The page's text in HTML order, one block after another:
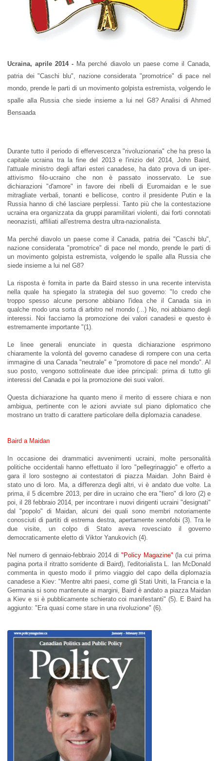
Ucraina, aprile 2014 - Ma perché diavolo un paese come il Canada,
patria dei "Caschi blu", nazione considerata "promotrice" di pace nel
mondo, prende le parti di un movimento golpista estremista, volgendo le
spalle alla Russia che siede insieme a lui nel G8? Analisi di Ahmed
Bensaada
Durante tutto il periodo di effervescenza "rivoluzionaria" che ha preso la
capitale ucraina tra la fine del 2013 e l'inizio del 2014, John Baird,
l'attuale ministro degli affari esteri canadese, ha dato prova di un iper-
attivismo filo-ucraino che non è passato inosservato. Le sue
dichiarazioni "d'amore" in favore dei ribelli di Euromaidan e le sue
mitragliate verbali, tonanti e bellicose, contro il presidente Putin e la
Russia hanno di ché lasciare perplessi. Tanto più che la contestazione
ucraina era organizzata da gruppi paramilitari violenti, dai forti connotati
neonazisti, affiliati all'estrema destra ultra-nazionalista.
Ma perché diavolo un paese come il Canada, patria dei "Caschi blu",
nazione considerata "promotrice" di pace nel mondo, prende le parti di
un movimento golpista estremista, volgendo le spalle alla Russia che
siede insieme a lui nel G8?
La risposta è fornita in parte da Baird stesso in una recente intervista
nella quale ha spiegato la strategia del suo governo: "Io credo che
troppo spesso alcune persone abbiano l'idea che il Canada sia in
qualche modo una sorta di arbitro nel mondo (...) No, noi abbiamo degli
interessi. Noi facciamo la promozione dei valori canadesi e questo è
estremamente importante "(1).
Le linee generali enunciate in questa dichiarazione esprimono
chiaramente la volontà del governo canadese di rompere con una certa
immagine di una Canada "neutrale" e "promotore di pace nel mondo". Al
suo posto, vengono sottolineate due idee principali: prima di tutto gli
interessi del Canada e poi la promozione dei suoi valori.
Questa dichiarazione ha quanto meno il merito di essere chiara e non
ambigua, pertinente con le azioni avviate sul piano diplomatico che
mostrano un tratto di carattere particolare della diplomazia canadese.
Baird a Maidan
In occasione dei drammatici avvenimenti ucraini, molte personalità
politiche occidentali hanno effettuato il loro "pellegrinaggio" e offerto a
gara il loro sostegno ai contestatori di piazza Maidan. John Baird è
stato uno di loro. Ma, a differenza degli altri, vi è andato due volte. La
prima, il 5 dicembre 2013, per dire in ucraino che era "fiero" di loro (2) e
poi, il 28 febbraio 2014, per incontrare i nuovi dirigenti ucraini "designati"
dal "popolo" di Maidan, alcuni dei quali sono membri notoriamente
conosciuti di partiti di estrema destra, apertamente xenofobi (3). Tra le
due visite, un colpo di Stato aveva rovesciato il governo
democraticamente eletto di Viktor Yanukovich (4).
Nel numero di gennaio-febbraio 2014 di "Policy Magazine" (la cui prima
pagina porta il ritratto sorridente di Baird), l'editorialista L. Ian McDonald
commenta in questo modo il primo viaggio del capo della diplomazia
canadese a Kiev: "Mentre altri paesi, come gli Stati Uniti, la Francia e la
Germania si sono mantenute ai margini, Baird è andato a piazza Maidan
a Kiev e si è pubblicamente schierato coi manifestanti" (5). E Baird ha
aggiunto: "Era quasi come stare in una rivoluzione" (6).